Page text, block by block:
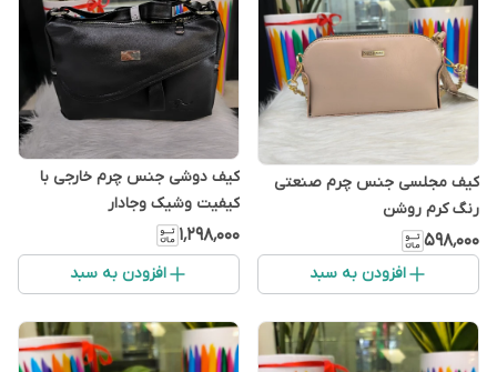
کیف مجلسی جنس چرم صنعتی
رنگ کرم روشن
۵۹۸٬۰۰۰
افزودن به سبد
کیف دوشی جنس چرم خارجی با
کیفیت وشیک وجادار
۱٬۲۹۸٬۰۰۰
افزودن به سبد